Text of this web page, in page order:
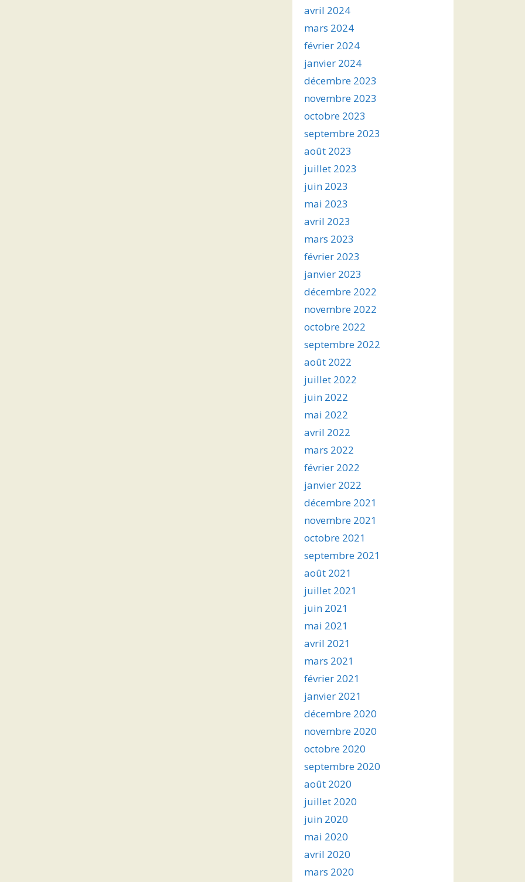
avril 2024
mars 2024
février 2024
janvier 2024
décembre 2023
novembre 2023
octobre 2023
septembre 2023
août 2023
juillet 2023
juin 2023
mai 2023
avril 2023
mars 2023
février 2023
janvier 2023
décembre 2022
novembre 2022
octobre 2022
septembre 2022
août 2022
juillet 2022
juin 2022
mai 2022
avril 2022
mars 2022
février 2022
janvier 2022
décembre 2021
novembre 2021
octobre 2021
septembre 2021
août 2021
juillet 2021
juin 2021
mai 2021
avril 2021
mars 2021
février 2021
janvier 2021
décembre 2020
novembre 2020
octobre 2020
septembre 2020
août 2020
juillet 2020
juin 2020
mai 2020
avril 2020
mars 2020